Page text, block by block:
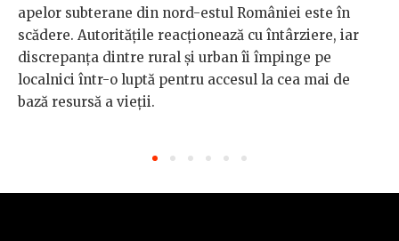
apelor subterane din nord-estul României este în
scădere. Autoritățile reacționează cu întârziere, iar
discrepanța dintre rural și urban îi împinge pe
localnici într-o luptă pentru accesul la cea mai de
bază resursă a vieții.